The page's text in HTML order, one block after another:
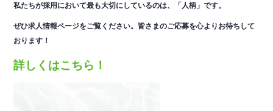
私たちが採用において最も大切にしているのは、「人柄」です。
ぜひ求人情報ページをご覧ください。皆さまのご応募を心よりお待ちして
おります！
詳しくはこちら！